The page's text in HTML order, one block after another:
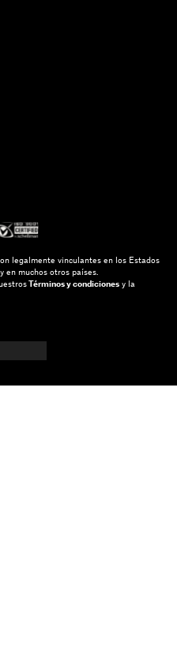
legalmente vinculantes en los Estados
en muchos otros países.
Términos y condiciones y la